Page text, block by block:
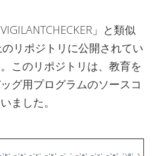
」と類似
リポジトリに公開されてい
このリポジトリは、教育を
グ用プログラムのソースコ
ました。